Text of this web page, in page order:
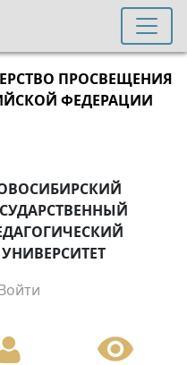
ПРОСВЕЩЕНИЯ
ФЕДЕРАЦИИ
УНИВЕРСИТЕТ